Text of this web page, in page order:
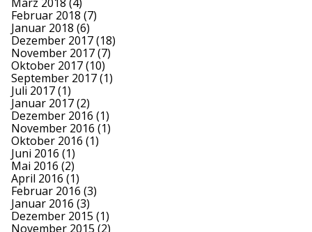
Februar 2018 (7)
Januar 2018 (6)
Dezember 2017(18)
November 2017(7)
Oktober 2017(10)
September 2017(1)
Juli 2017(1)
Januar 2017(2)
Dezember 2016 (1)
November 2016 (1)
Oktober 2016 (1)
Juni 2016 (1)
Mai 2016 (2)
April 2016 (1)
Februar 2016 (3)
Januar 2016 (3)
Dezember 2015 (1)
November 2015 (2)